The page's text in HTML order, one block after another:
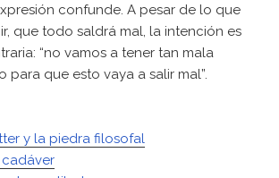
confunde. A pesar de lo que
que todo saldrá mal, la intención es
“no vamos a tener tan mala
para que esto vaya a salir mal”.
y la piedra filosofal